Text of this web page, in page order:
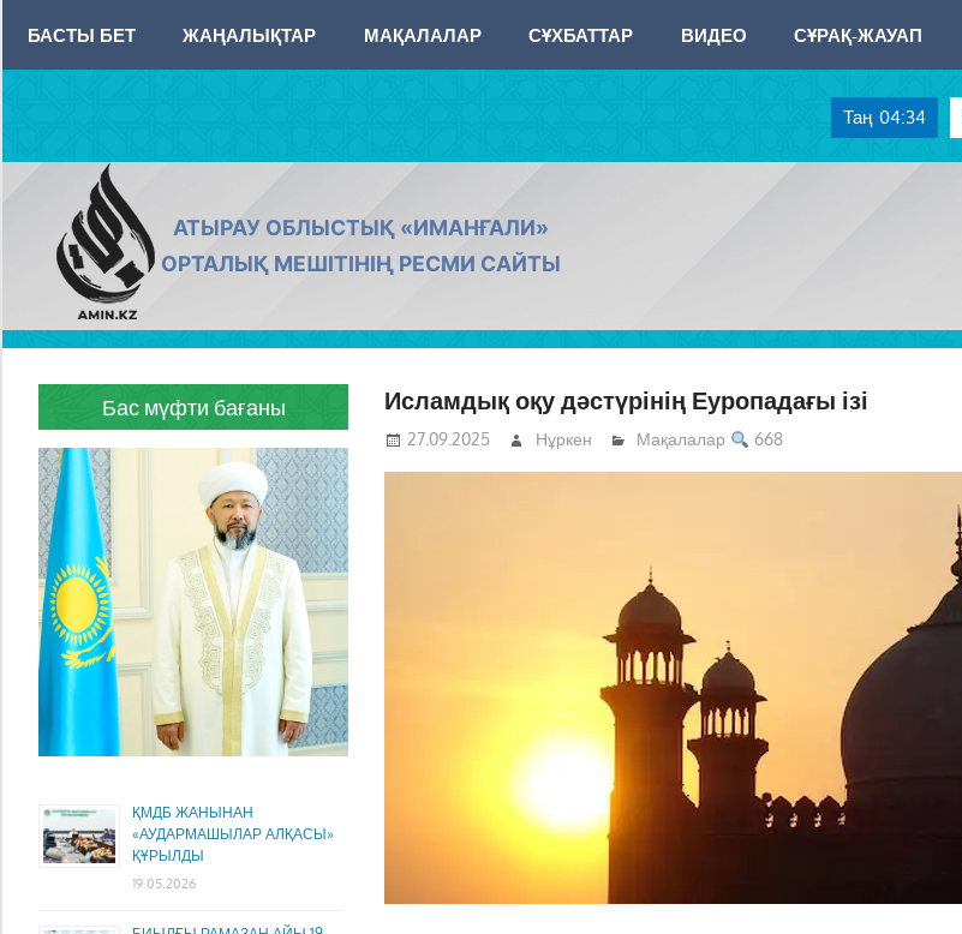
content
БАСТЫ БЕТ ЖАҢАЛЫҚТАР МАҚАЛАЛАР СҰХБАТТАР ВИДЕО СҰРАҚ-ЖАУАП
Таң 04:34
AMIN.KZ
АТЫРАУ ОБЛЫСТЫҚ «ИМАНҒАЛИ»
ОРТАЛЫҚ МЕШІТІНІҢ РЕСМИ САЙТЫ
Исламдық оқу дәстүрінің Еуропадағы ізі
27.09.2025 Нұркен Мақалалар 668
Бас мүфти бағаны
ҚМДБ ЖАНЫНАН
«АУДАРМАШЫЛАР АЛҚАСЫ»
ҚҰРЫЛДЫ
19.05.2026